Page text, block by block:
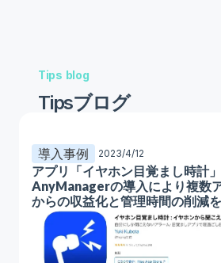
Tips blog
Tipsブログ
導入事例 2023/4/12
アプリ「イヤホン目覚まし時計
AnyManagerの導入により複数
からの収益化と管理時間の削減